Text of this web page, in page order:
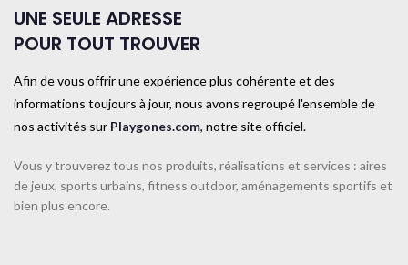
UNE SEULE ADRESSE
POUR TOUT TROUVER
Afin de vous offrir une expérience plus cohérente et des
informations toujours à jour, nous avons regroupé l'ensemble de
nos activités sur Playgones.com, notre site officiel.
Vous y trouverez tous nos produits, réalisations et services : aires
de jeux, sports urbains, fitness outdoor, aménagements sportifs et
bien plus encore.
Chasubles, foulards et ceintures
Sa matière extensible et agréable au toucher fait de ce chasuble
d’entraînement un des meilleurs rapports qualité / prix du marché. 100%
H.66cm, l.55cm. Taille L : H76cm, l.60cm.
UNE QUESTION ? UN DEVIS ?